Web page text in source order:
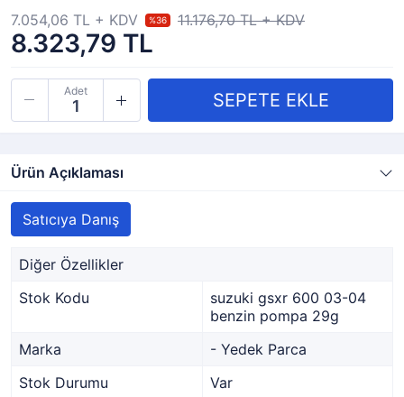
8.323,79 TL
7.054,06 TL + KDV %36 11.176,70 TL + KDV
Adet
Ürün Açıklaması
Satıcıya Danış
Diğer Özellikler
Stok Kodu
suzuki gsxr 600 03-04
benzin pompa 29g
Marka
- Yedek Parca
Stok Durumu
Var